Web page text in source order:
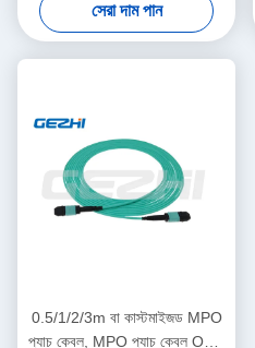
সেরা দাম পান
0.5/1/2/3m বা কাস্টমাইজড MPO
প্যাচ কেবল, MPO প্যাচ কেবল OM3